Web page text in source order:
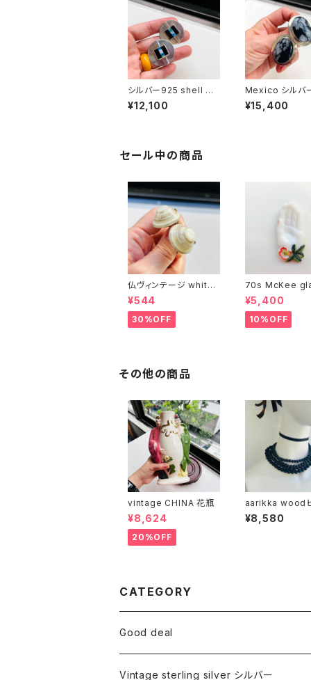
シルバー925 shell デ
ィスクピアス
¥12,100
Mexico シルバ
ブラックカボショ
ス
¥15,400
セール中の商品
仏ヴィンテージ white l
ucite confetti 山型イ
ヤリング
¥544
30%OFF
70s McKee
ompany ハンドペイン
トハンド小皿（赤
¥5,400
10%OFF
その他の商品
vintage CHINA 花瓶
¥8,624
20%OFF
aarikka wood
チョーカー（バラ
¥8,580
CATEGORY
Good deal
Vintage sterling silver シルバー